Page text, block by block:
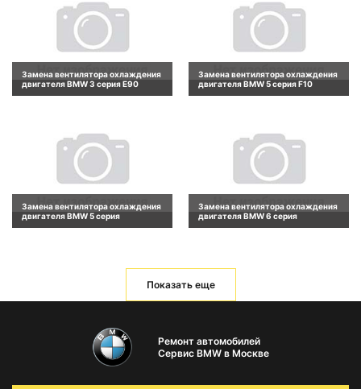
Замена вентилятора охлаждения
двигателя BMW 3 серия E90
Замена вентилятора охлаждения
двигателя BMW 5 серия F10
Замена вентилятора охлаждения
двигателя BMW 5 серия
Замена вентилятора охлаждения
двигателя BMW 6 серия
Показать еще
Ремонт автомобилей
Сервис BMW в Москве